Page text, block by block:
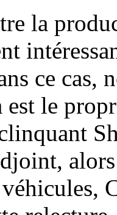
la
ce cas,
le